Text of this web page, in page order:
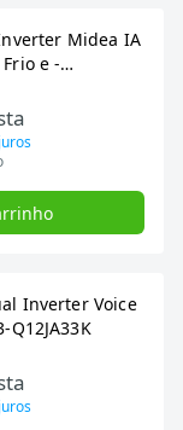
Midea IA
e -
Inverter Voice
Q12JA33K